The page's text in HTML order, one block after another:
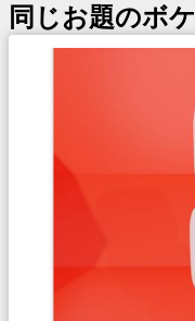
同じお題のボケ